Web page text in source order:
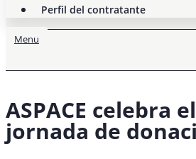
Perfil del contratante
Menu
ASPACE celebra
jornada de